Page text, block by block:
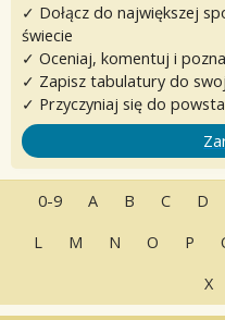
✓ Dołącz do największej
świecie
✓ Oceniaj, komentuj i
✓ Zapisz tabulatury do
✓ Przyczyniaj się do
0-9 A B C D
L
M N O P
X